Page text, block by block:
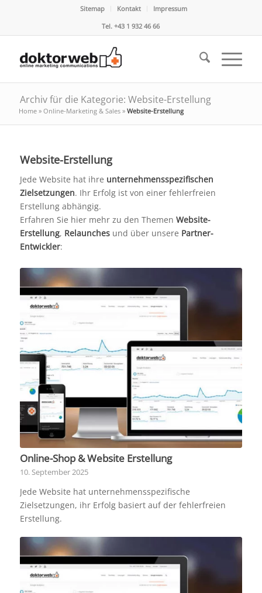
Sitemap Kontakt
Impressum
Tel. +43 1 932 46 66
Archiv für die Kategorie: Website-Erstellung
Home» Online-Marketing & Sales» Website-Erstellung
Website-Erstellung
Jede Website hat ihre unternehmensspezifischen
Zielsetzungen. Ihr Erfolg ist von einer fehlerfreien
Erstellung abhängig.
Erfahren Sie hier mehr zu den Themen Website-
Erstellung, Relaunchesund über unsere Partner-
Entwickler:
Online-Shop & Website Erstellung
10. September 2025
Jede Website hat unternehmensspezifische
Zielsetzungen, ihr Erfolg basiert auf der fehlerfreien
Erstellung.